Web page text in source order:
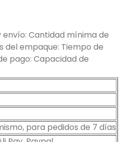
Cantidad mínima de
del empaque: Tiempo de
pago: Capacidad de
para pedidos de 7 días